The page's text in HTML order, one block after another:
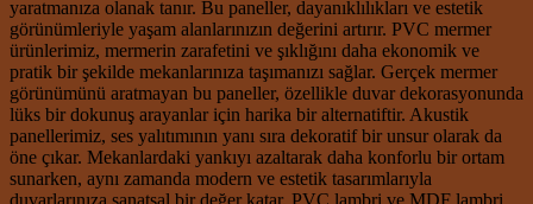
yaratmanıza olanak tanır. Bu paneller, dayanıklılıkları ve estetik
görünümleriyle yaşam alanlarınızın değerini artırır. PVC mermer
ürünlerimiz, mermerin zarafetini ve şıklığını daha ekonomik ve
pratik bir şekilde mekanlarınıza taşımanızı sağlar. Gerçek mermer
görünümünü aratmayan bu paneller, özellikle duvar dekorasyonunda
lüks bir dokunuş arayanlar için harika bir alternatiftir. Akustik
panellerimiz, ses yalıtımının yanı sıra dekoratif bir unsur olarak da
öne çıkar. Mekanlardaki yankıyı azaltarak daha konforlu bir ortam
sunarken, aynı zamanda modern ve estetik tasarımlarıyla